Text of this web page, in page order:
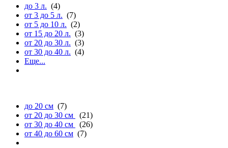
до 3 л. (4)
от 3 до 5 л. (7)
от 5 до 10 л. (2)
от 15 до 20 л. (3)
от 20 до 30 л. (3)
от 30 до 40 л. (4)
Еще...
до 20 см (7)
от 20 до 30 см
(21)
от 30 до 40 см
(26)
от 40 до 60 см (7)